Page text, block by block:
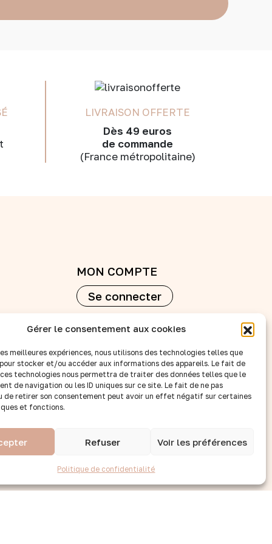
Gérer le consentement aux cookies
meilleures expériences, nous utilisons des technologies telles que
stocker et/ou accéder aux informations des appareils. Le fait de
technologies nous permettra de traiter des données telles que le
de navigation ou les ID uniques sur ce site. Le fait de ne pas
de retirer son consentement peut avoir un effet négatif sur certaines
et fonctions.
Refuser Voir les préférences
Politique de confidentialité
LIVRAISON OFFERTE
Dès 49 euros
de commande
(France métropolitaine)
MON COMPTE
Se connecter
Créer un compte
REVENDEURS
Nos points de vente
Devenir revendeur